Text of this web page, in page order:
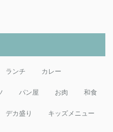
ランチ カレー
パン屋 お肉 和食
デカ盛り キッズメニュー